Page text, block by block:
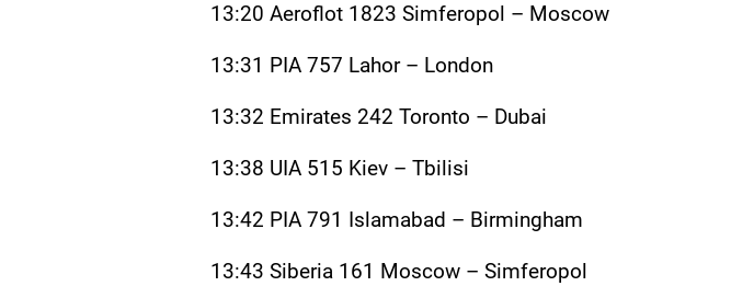
13:20 Aeroflot 1823 Simferopol – Moscow
13:31 PIA 757 Lahor – London
13:32 Emirates 242 Toronto – Dubai
13:38 UIA 515 Kiev – Tbilisi
13:42 PIA 791 Islamabad – Birmingham
13:43 Siberia 161 Moscow – Simferopol